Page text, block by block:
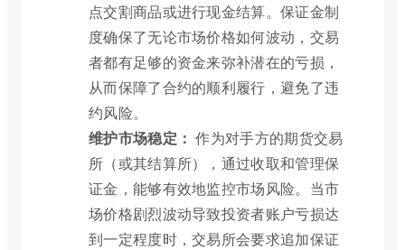
点交割商品或进行现金结算。保证金制
度确保了无论市场价格如何波动，交易
者都有足够的资金来弥补潜在的亏损，
从而保障了合约的顺利履行，避免了违
约风险。
维护市场稳定： 作为对手方的期货交易
所（或其结算所），通过收取和管理保
证金，能够有效地监控市场风险。当市
场价格剧烈波动导致投资者账户亏损达
到一定程度时，交易所会要求追加保证